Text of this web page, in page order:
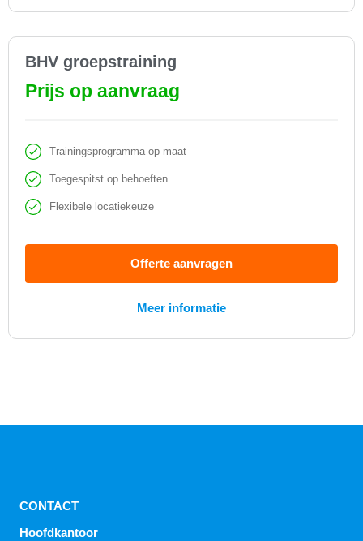
BHV groepstraining
Prijs op aanvraag
Trainingsprogramma op maat
Toegespitst op behoeften
Flexibele locatiekeuze
Offerte aanvragen
Meer informatie
CONTACT
Hoofdkantoor